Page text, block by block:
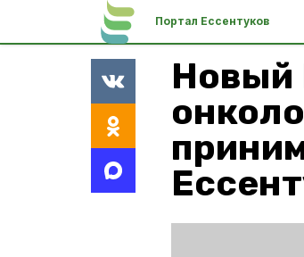
Портал Ессентуков
Новый